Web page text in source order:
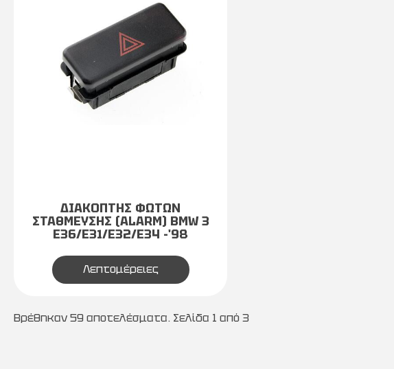
ΔΙΑΚΟΠΤΗΣ ΦΩΤΩΝ
ΣΤΑΘΜΕΥΣΗΣ (ALARM) BMW 3
E36/E31/E32/E34 -'98
Λεπτομέρειες
Βρέθηκαν 59 αποτελέσματα. Σελίδα 1 από 3